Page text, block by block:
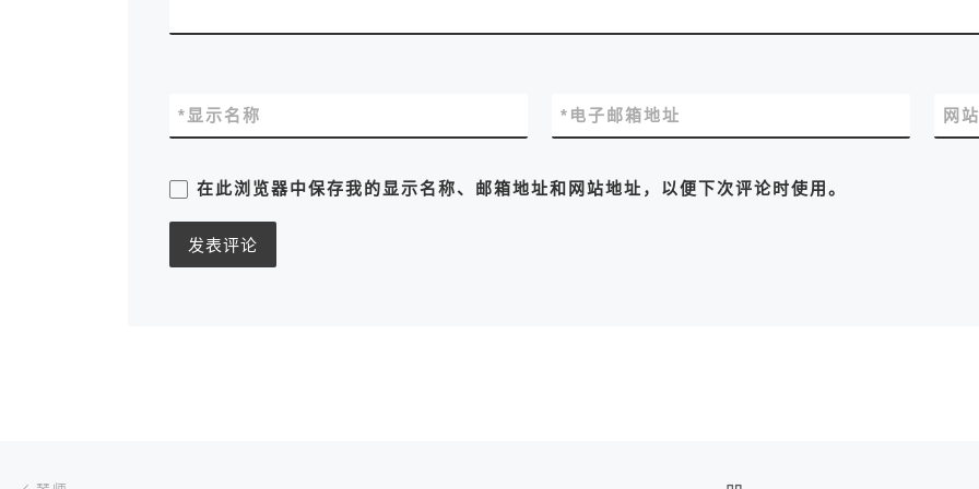
显示名称
* 电子邮箱地址
* 网
在此浏览器中保存我的显示名称、邮箱地址和网站地址，以便下次评论时使用。
文章导航